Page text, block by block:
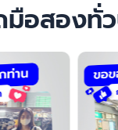
อสองทั่